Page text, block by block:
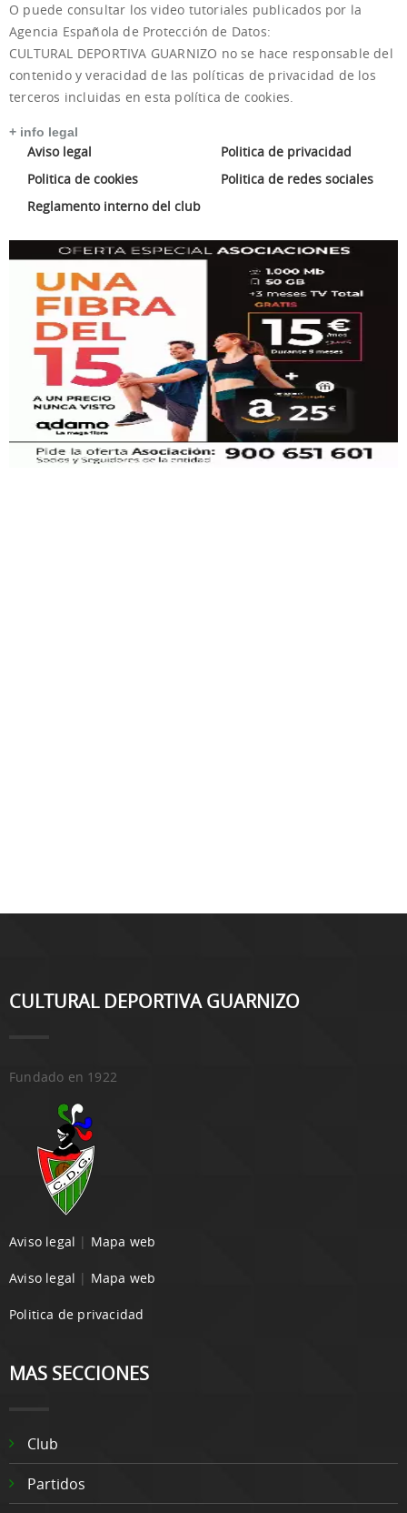
O puede consultar los video tutoriales publicados por la
Agencia Española de Protección de Datos:
CULTURAL DEPORTIVA GUARNIZO no se hace responsable del
contenido y veracidad de las políticas de privacidad de los
terceros incluidas en esta política de cookies.
+ info legal
Aviso legal
Politica de privacidad
Politica de cookies
Politica de redes sociales
Reglamento interno del club
CULTURAL DEPORTIVA GUARNIZO
Fundado en 1922
Aviso legal | Mapa web
Aviso legal | Mapa web
Politica de privacidad
MAS SECCIONES
Club
Partidos